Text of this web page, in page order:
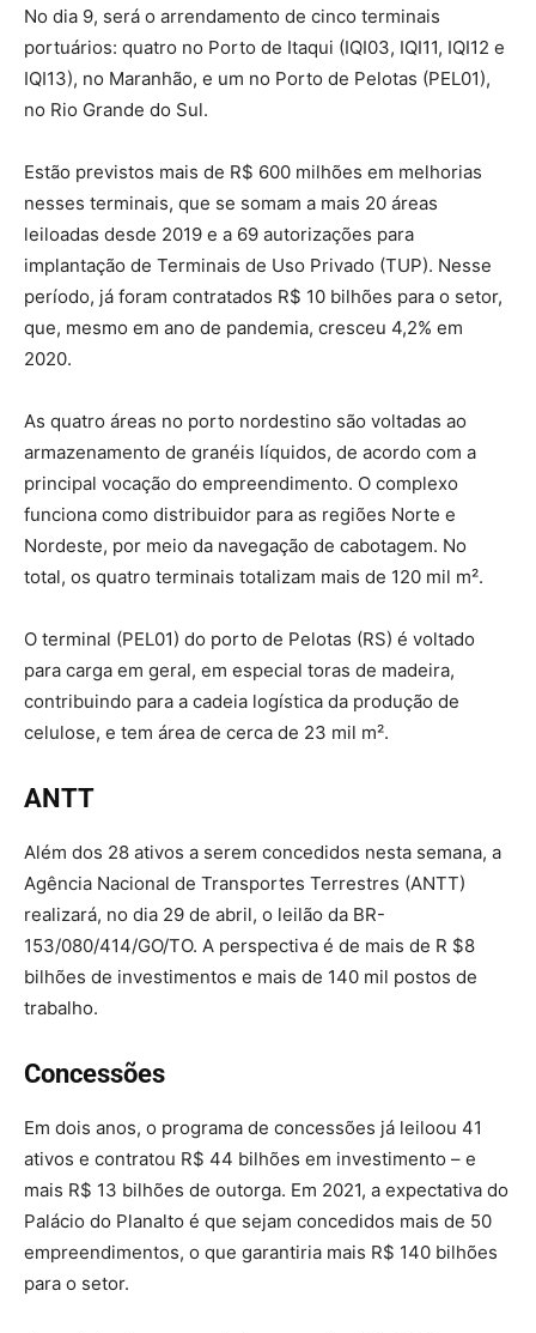
No dia 9, será o arrendamento de cinco terminais
portuários: quatro no Porto de Itaqui (IQI03, IQI11, IQI12 e
IQI13), no Maranhão, e um no Porto de Pelotas (PEL01),
no Rio Grande do Sul.
Estão previstos mais de R$ 600 milhões em melhorias
nesses terminais, que se somam a mais 20 áreas
leiloadas desde 2019 e a 69 autorizações para
implantação de Terminais de Uso Privado (TUP). Nesse
período, já foram contratados R$ 10 bilhões para o setor,
que, mesmo em ano de pandemia, cresceu 4,2% em
2020.
As quatro áreas no porto nordestino são voltadas ao
armazenamento de granéis líquidos, de acordo com a
principal vocação do empreendimento. O complexo
funciona como distribuidor para as regiões Norte e
Nordeste, por meio da navegação de cabotagem. No
total, os quatro terminais totalizam mais de 120 mil m².
O terminal (PEL01) do porto de Pelotas (RS) é voltado
para carga em geral, em especial toras de madeira,
contribuindo para a cadeia logística da produção de
celulose, e tem área de cerca de 23 mil m².
ANTT
Além dos 28 ativos a serem concedidos nesta semana, a
Agência Nacional de Transportes Terrestres (ANTT)
realizará, no dia 29 de abril, o leilão da BR-
153/080/414/GO/TO. A perspectiva é de mais de R $8
bilhões de investimentos e mais de 140 mil postos de
trabalho.
Concessões
Em dois anos, o programa de concessões já leiloou 41
ativos e contratou R$ 44 bilhões em investimento – e
mais R$ 13 bilhões de outorga. Em 2021, a expectativa do
Palácio do Planalto é que sejam concedidos mais de 50
empreendimentos, o que garantiria mais R$ 140 bilhões
para o setor.